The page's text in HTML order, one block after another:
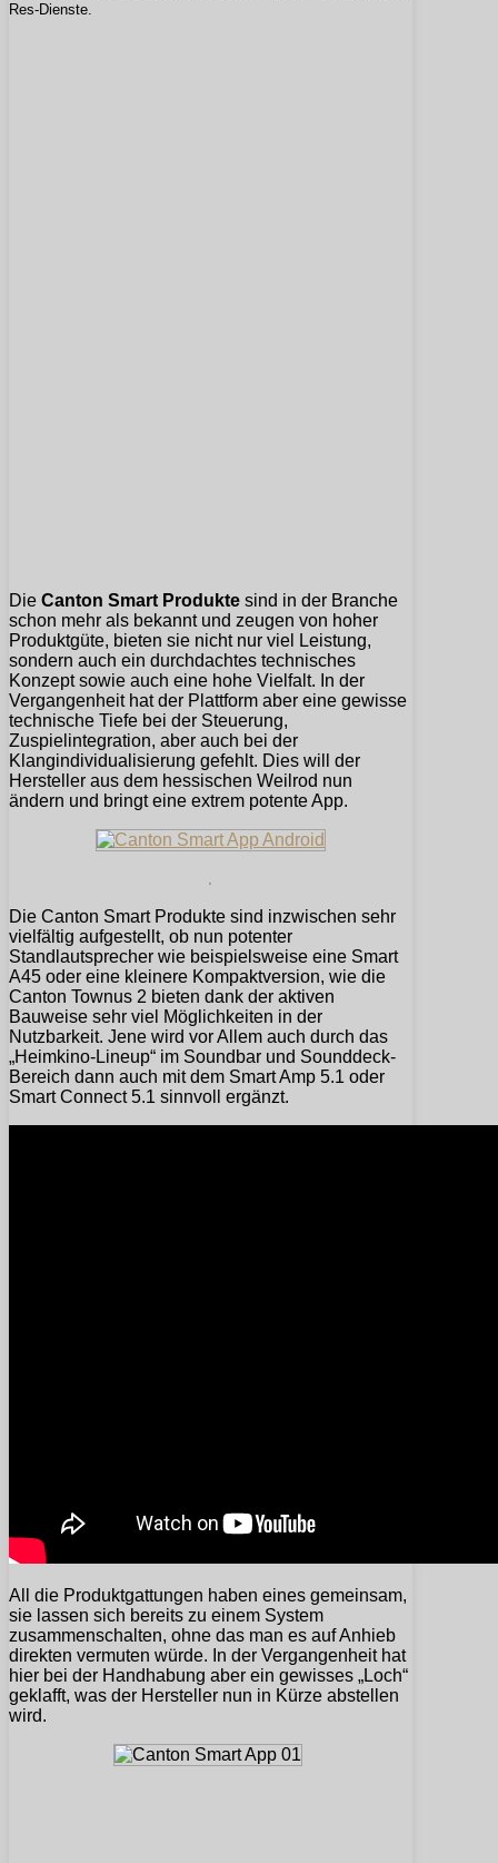
Res-Dienste.
Die Canton Smart Produkte sind in der Branche
schon mehr als bekannt und zeugen von hoher
Produktgüte, bieten sie nicht nur viel Leistung,
sondern auch ein durchdachtes technisches
Konzept sowie auch eine hohe Vielfalt. In der
Vergangenheit hat der Plattform aber eine gewisse
technische Tiefe bei der Steuerung,
Zuspielintegration, aber auch bei der
Klangindividualisierung gefehlt. Dies will der
Hersteller aus dem hessischen Weilrod nun
ändern und bringt eine extrem potente App.
Die Canton Smart Produkte sind inzwischen sehr
vielfältig aufgestellt, ob nun potenter
Standlautsprecher wie beispielsweise eine Smart
A45 oder eine kleinere Kompaktversion, wie die
Canton Townus 2 bieten dank der aktiven
Bauweise sehr viel Möglichkeiten in der
Nutzbarkeit. Jene wird vor Allem auch durch das
„Heimkino-Lineup“ im Soundbar und Sounddeck-
Bereich dann auch mit dem Smart Amp 5.1 oder
Smart Connect 5.1 sinnvoll ergänzt.
All die Produktgattungen haben eines gemeinsam,
sie lassen sich bereits zu einem System
zusammenschalten, ohne das man es auf Anhieb
direkten vermuten würde. In der Vergangenheit hat
hier bei der Handhabung aber ein gewisses „Loch“
geklafft, was der Hersteller nun in Kürze abstellen
wird.